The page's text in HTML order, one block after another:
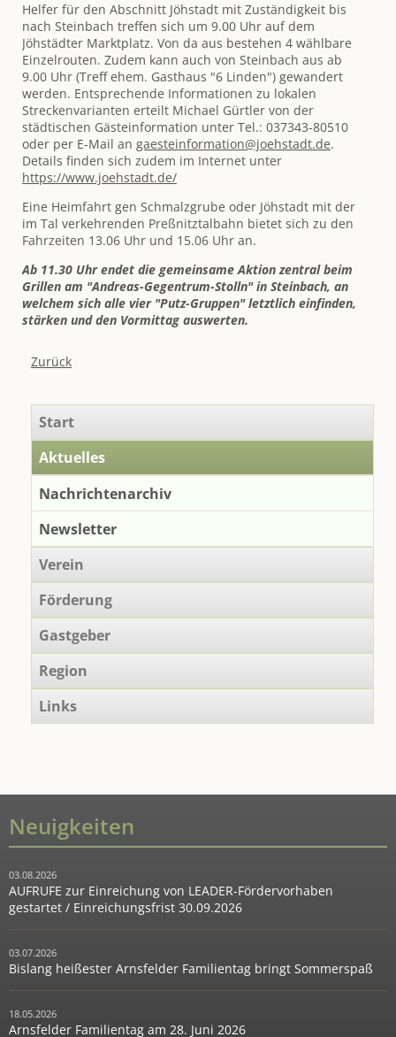
Helfer für den Abschnitt Jöhstadt mit Zuständigkeit bis
nach Steinbach treffen sich um 9.00 Uhr auf dem
Jöhstädter Marktplatz. Von da aus bestehen 4 wählbare
Einzelrouten. Zudem kann auch von Steinbach aus ab
9.00 Uhr (Treff ehem. Gasthaus "6 Linden") gewandert
werden. Entsprechende Informationen zu lokalen
Streckenvarianten erteilt Michael Gürtler von der
städtischen Gästeinformation unter Tel.: 037343-80510
oder per E-Mail an gaesteinformation@joehstadt.de.
Details finden sich zudem im Internet unter
https://www.joehstadt.de/
Eine Heimfahrt gen Schmalzgrube oder Jöhstadt mit der
im Tal verkehrenden Preßnitztalbahn bietet sich zu den
Fahrzeiten 13.06 Uhr und 15.06 Uhr an.
Ab 11.30 Uhr endet die gemeinsame Aktion zentral beim
Grillen am "Andreas-Gegentrum-Stolln" in Steinbach, an
welchem sich alle vier "Putz-Gruppen" letztlich einfinden,
stärken und den Vormittag auswerten.
Zurück
überspringen
Start
Aktuelles
Nachrichtenarchiv
Newsletter
Verein
Förderung
Gastgeber
Region
Links
Neuigkeiten
03.08.2026
AUFRUFE zur Einreichung von LEADER-Fördervorhaben
gestartet / Einreichungsfrist 30.09.2026
03.07.2026
Bislang heißester Arnsfelder Familientag bringt Sommerspaß
18.05.2026
Arnsfelder Familientag am 28. Juni 2026